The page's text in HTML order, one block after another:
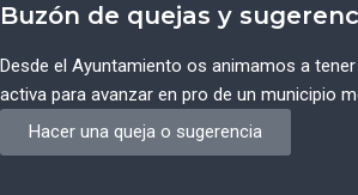
Buzón de quejas y
Desde el Ayuntamiento os animamos a
activa para avanzar en pro de un municipio
Hacer una queja o sugerencia